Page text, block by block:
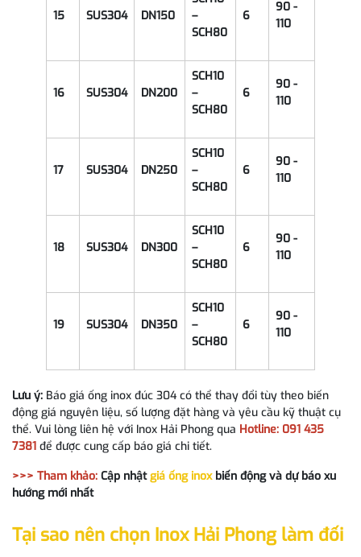
15 SUS304 DN150
–
SCH80
6
90 -
110
16 SUS304 DN200
SCH10
–
SCH80
6
90 -
110
17 SUS304 DN250
SCH10
–
SCH80
6
90 -
110
18 SUS304 DN300
SCH10
–
SCH80
6
90 -
110
19 SUS304 DN350
SCH10
–
SCH80
6
90 -
110
Lưu ý: Báo giá ống inox đúc 304 có thể thay đổi tùy theo biến
động giá nguyên liệu, số lượng đặt hàng và yêu cầu kỹ thuật cụ
thể. Vui lòng liên hệ với Inox Hải Phong qua Hotline: 091 435
7381 để được cung cấp báo giá chi tiết.
>>> Tham khảo: Cập nhậtgiá ống inoxbiến động và dự báo xu
hướng mới nhất
Tại sao nên chọn Inox Hải Phong làm đối